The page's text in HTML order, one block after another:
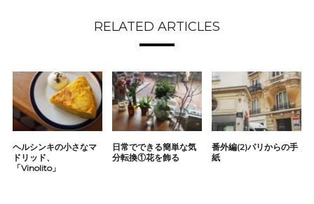
RELATED ARTICLES
ヘルシンキの小さなマ
ドリッド、
「Vinolito」
日常でできる簡単な気
分転換①花を飾る
番外編(2)パリからの手
紙